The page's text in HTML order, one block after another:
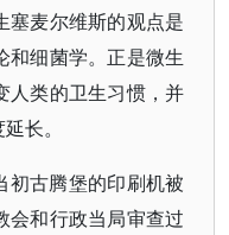
塞麦尔维斯的观点是
和细菌学。正是微生
人类的卫生习惯，并
长。
初古腾堡的印刷机被
会和行政当局审查过